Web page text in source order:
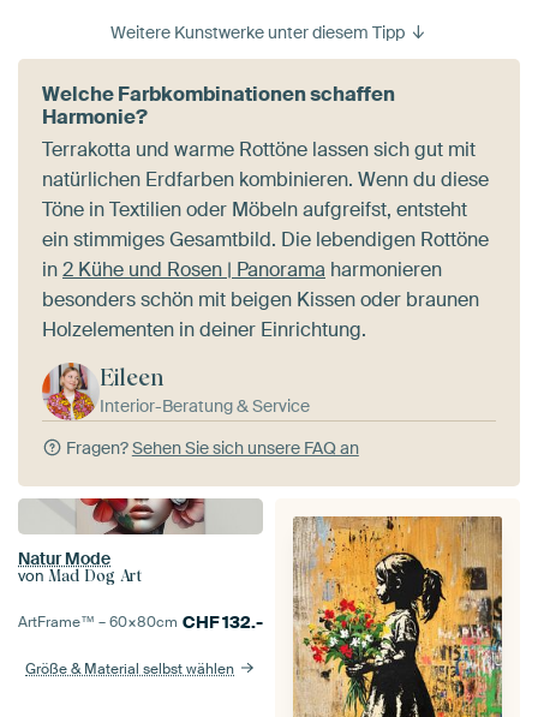
Weitere Kunstwerke unter diesem Tipp
Welche Farbkombinationen schaffen
Harmonie?
Terrakotta und warme Rottöne lassen sich gut mit
natürlichen Erdfarben kombinieren. Wenn du diese
Töne in Textilien oder Möbeln aufgreifst, entsteht
ein stimmiges Gesamtbild. Die lebendigen Rottöne
in2 Kühe und Rosen | Panorama harmonieren
besonders schön mit beigen Kissen oder braunen
Holzelementen in deiner Einrichtung.
Eileen
Interior-Beratung & Service
Fragen?Sehen Sie sich unsere FAQ an
Natur Mode
von Mad Dog Art
ArtFrame™ –60×80cm CHF132.-
Größe & Material selbst wählen